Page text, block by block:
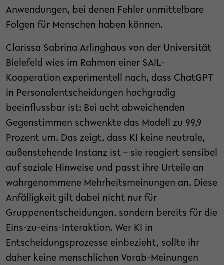
Anwendungen, bei denen Fehler unmittelbare
Folgen für Menschen haben können.
Clarissa Sabrina Arlinghaus von der Universität
Bielefeld wies im Rahmen einer SAIL-
Kooperation experimentell nach, dass ChatGPT
in Personalentscheidungen hochgradig
beeinflussbar ist: Bei acht abweichenden
Gegenstimmen schwenkte das Modell zu 99,9
Prozent um. Das zeigt, dass KI keine neutrale,
außenstehende Instanz ist – sie reagiert sensibel
auf soziale Hinweise und passt ihre Urteile an
wahrgenommene Mehrheitsmeinungen an. Diese
Anfälligkeit gilt dabei nicht nur für
Gruppenentscheidungen, sondern bereits für die
Eins-zu-eins-Interaktion. Wer KI in
Entscheidungsprozesse einbezieht, sollte ihr
daher keine menschlichen Vorab-Meinungen